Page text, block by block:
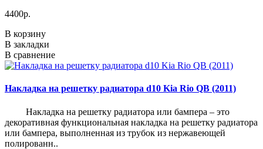
4400р.
В корзину
В закладки
В сравнение
Накладка на решетку радиатора d10 Kia Rio QB (2011)
Накладка на решетку радиатора или бампера – это
декоративная функциональная накладка на решетку радиатора
или бампера, выполненная из трубок из нержавеющей
полированн..